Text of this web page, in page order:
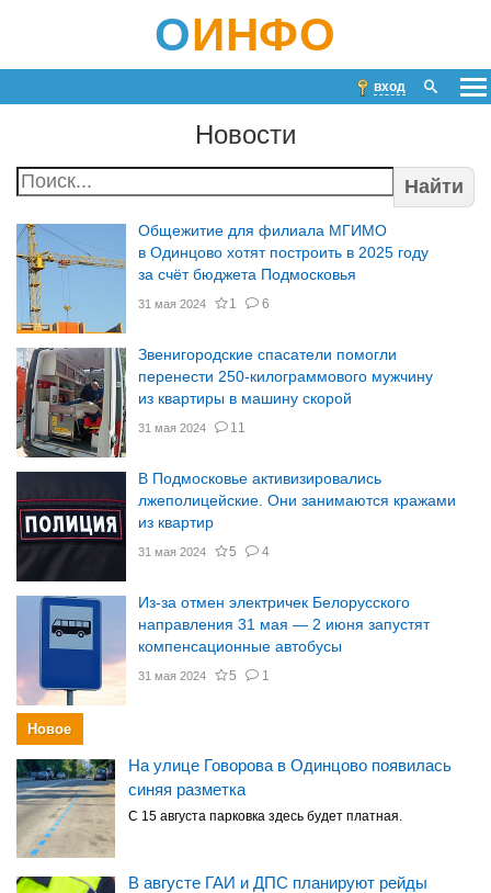
ОИНФО
вход
Новости
Найти
Общежитие для филиала МГИМО
в Одинцово хотят построить в 2025 году
за счёт бюджета Подмосковья
31 мая 2024 1 6
Звенигородские спасатели помогли
перенести 250-килограммового мужчину
из квартиры в машину скорой
31 мая 2024 11
В Подмосковье активизировались
лжеполицейские. Они занимаются кражами
из квартир
31 мая 2024 5 4
Из-за отмен электричек Белорусского
направления 31 мая — 2 июня запустят
компенсационные автобусы
31 мая 2024 5 1
Новое
На улице Говорова в Одинцово появилась
синяя разметка
С 15 августа парковка здесь будет платная.
В августе ГАИ и ДПС планируют рейды